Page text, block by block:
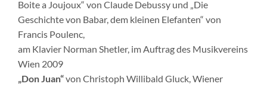
Boite a Joujoux“ von Claude Debussy und „Die
Geschichte von Babar, dem kleinen Elefanten“ von
Francis Poulenc,
am Klavier Norman Shetler, im Auftrag des Musikvereins
Wien 2009
„Don Juan“von Christoph Willibald Gluck, Wiener